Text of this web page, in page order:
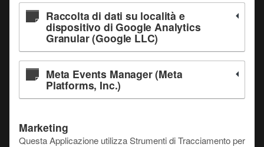
Raccolta di dati su località e
dispositivo di Google Analytics
Granular (Google LLC)
Meta Events Manager (Meta
Platforms, Inc.)
Marketing
Questa Applicazione utilizza Strumenti di Tracciamento per